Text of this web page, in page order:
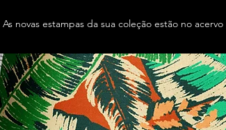
As novas estampas da sua coleção estão no acervo